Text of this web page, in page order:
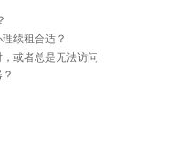
续租合适？
或者总是无法访问